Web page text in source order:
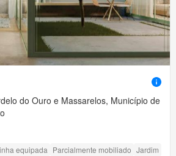
do Ouro e Massarelos, Município de
equipada Parcialmente mobiliado Jardim